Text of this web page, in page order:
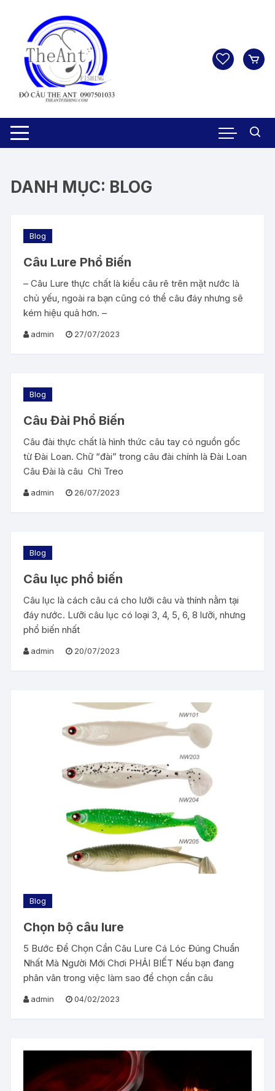
DANH MỤC: BLOG
Blog
Câu Lure Phổ Biến
– Câu Lure thực chất là kiểu câu rê trên mặt nước là
chủ yếu, ngoài ra bạn cũng có thể câu đáy nhưng sẽ
kém hiệu quả hơn. –
admin 27/07/2023
Blog
Câu Đài Phổ Biến
Câu đài thực chất là hình thức câu tay có nguồn gốc
từ Đài Loan. Chữ “đài” trong câu đài chính là Đài Loan
Câu Đài là câu Chì Treo
admin 26/07/2023
Blog
Câu lục phổ biến
Câu lục là cách câu cá cho lưỡi câu và thính nằm tại
đáy nước. Lưỡi câu lục có loại 3, 4, 5, 6, 8 lưỡi, nhưng
phổ biến nhất
admin 20/07/2023
Blog
Chọn bộ câu lure
5 Bước Để Chọn Cần Câu Lure Cá Lóc Đúng Chuẩn
Nhất Mà Người Mới Chơi PHẢI BIẾT Nếu bạn đang
phân vân trong việc làm sao để chọn cần câu
admin 04/02/2023